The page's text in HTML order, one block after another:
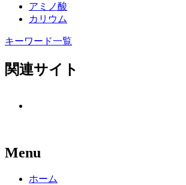
アミノ酸
カリウム
キーワード一覧
関連サイト
Menu
ホーム